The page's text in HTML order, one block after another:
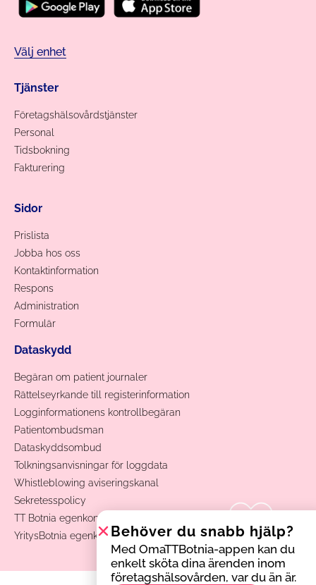
Välj enhet
Tjänster
Företagshälsovårdstjänster
Personal
Tidsbokning
Fakturering
Sidor
Prislista
Jobba hos oss
Kontaktinformation
Respons
Administration
Formulär
Dataskydd
Begäran om patient journaler
Rättelseyrkande till registerinformation
Logginformationens kontrollbegäran
Patientombudsman
Dataskyddsombud
Tolkningsanvisningar för loggdata
Whistleblowing aviseringskanal
Sekretesspolicy
TT Botnia egenkontrollplan
YritysBotnia egenkontrollplanBehöver du snabb hjälp?
Med OmaTTBotnia-appen kan du
enkelt sköta dina ärenden inom
företagshälsovården, var du än är.